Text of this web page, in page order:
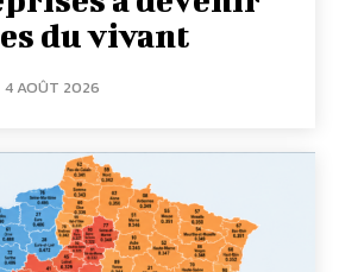
du vivant
4 AOÛT 2026